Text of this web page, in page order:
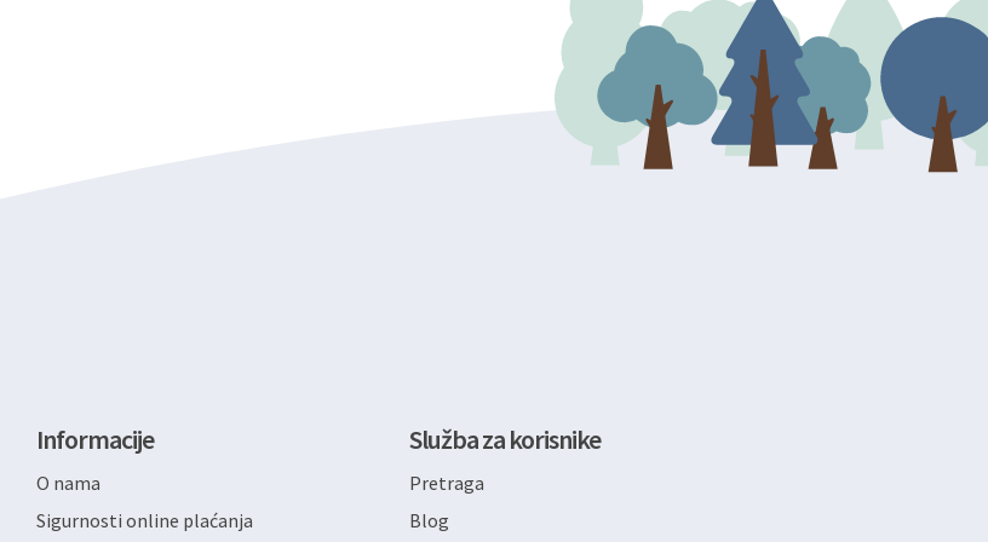
Informacije
O nama
Sigurnosti online plaćanja
Služba za korisnike
Pretraga
Blog